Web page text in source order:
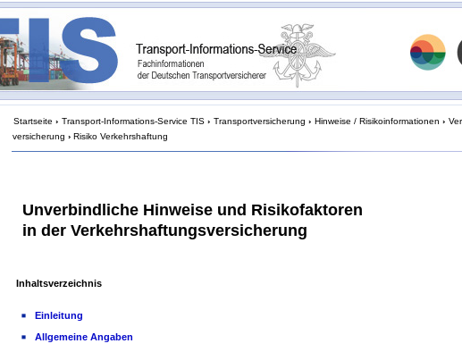
Startseite › Transport-Informations-Service TIS › Transportversicherung › Hinweise / Risikoinformationen ›
versicherung › Risiko Verkehrshaftung
Unverbindliche Hinweise und Risikofaktoren
in der Verkehrshaftungsversicherung
Inhaltsverzeichnis
Einleitung
Allgemeine Angaben